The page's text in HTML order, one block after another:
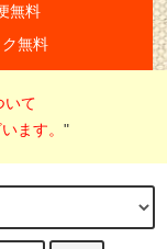
無料
無料
て
ます。"